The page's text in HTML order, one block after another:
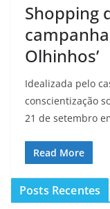
Shopping
Olhinhos’
Idealizada pelo
conscientização
21 de setembro
Read More
Posts Recentes